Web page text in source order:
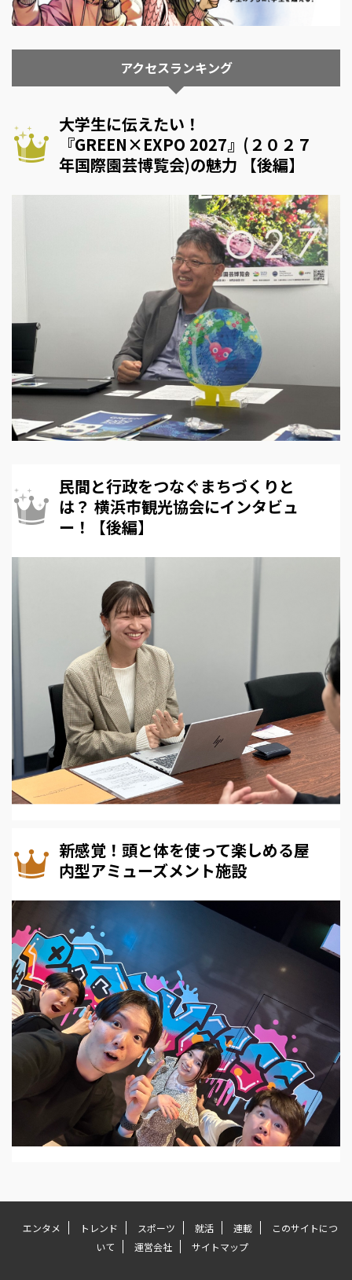
アクセスランキング
大学生に伝えたい！
『GREEN×EXPO 2027』(２０２７
年国際園芸博覧会)の魅力 【後編】
民間と行政をつなぐまちづくりと
は？ 横浜市観光協会にインタビュ
ー！【後編】
新感覚！頭と体を使って楽しめる屋
内型アミューズメント施設
エンタメ トレンド スポーツ 就活 連載
このサイトにつ
いて
運営会社 サイトマップ